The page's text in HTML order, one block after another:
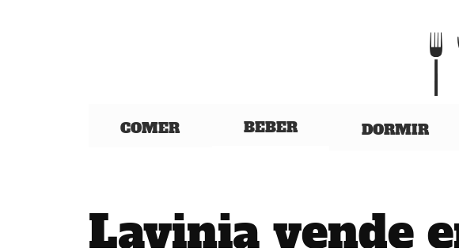
COMER BEBER DORMIR
Lavinia vende